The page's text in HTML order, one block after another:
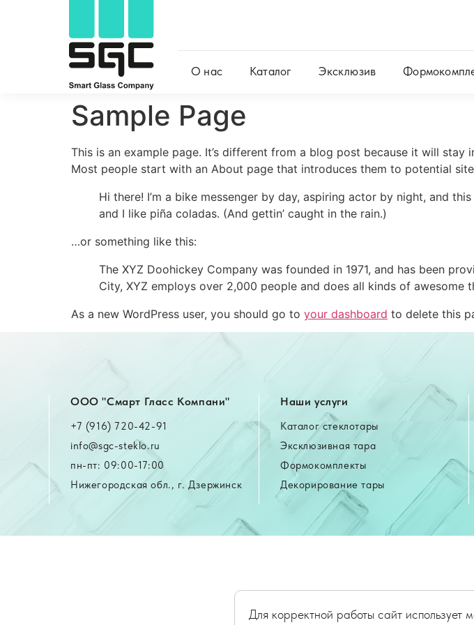
О нас Каталог Эксклюзив
Sample Page
This is an example page. It’s different from a blog post because it will
Most people start with an About page that introduces them to potential
Hi there! I’m a bike messenger by day, aspiring actor by night, and
and I like piña coladas. (And gettin’ caught in the rain.)
…or something like this:
The XYZ Doohickey Company was founded in 1971, and has been
City, XYZ employs over 2,000 people and does all kinds of awesome
As a new WordPress user, you should go to your dashboard to delete this
OOO "Смарт Гласс Компани"
+7 (916) 720-42-91
info@sgc-steklo.ru
пн-пт: 09:00-17:00
Нижегородская обл., г. Дзержинск
Наши услуги
Каталог стеклотары
Эксклюзивная тара
Формокомплекты
Декорирование тары
Для корректной работы сайт использует